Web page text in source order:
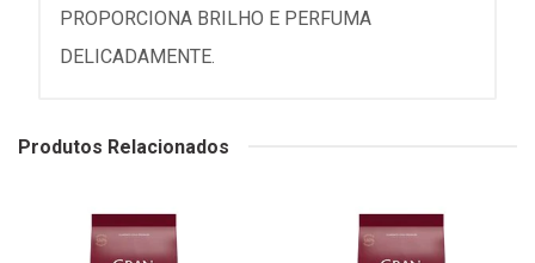
PROPORCIONA BRILHO E PERFUMA
DELICADAMENTE.
Produtos Relacionados